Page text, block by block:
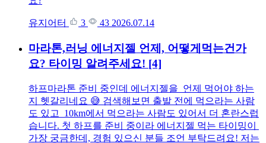
유지어터 3 43 2026.07.14
마라톤,러닝 에너지젤 언제, 어떻게먹는건가
요? 타이밍 알려주세요! [4]
하프마라톤 준비 중인데 에너지젤을 언제 먹어야 하는
지 헷갈리네요 😅 검색해보면 출발 전에 먹으라는 사람
도 있고 10km에서 먹으라는 사람도 있어서 더 혼란스럽
습니다. 첫 하프를 준비 중이라 에너지젤 먹는 타이밍이
가장 궁금한데, 경험 있으신 분들 조언 부탁드려요! 저는